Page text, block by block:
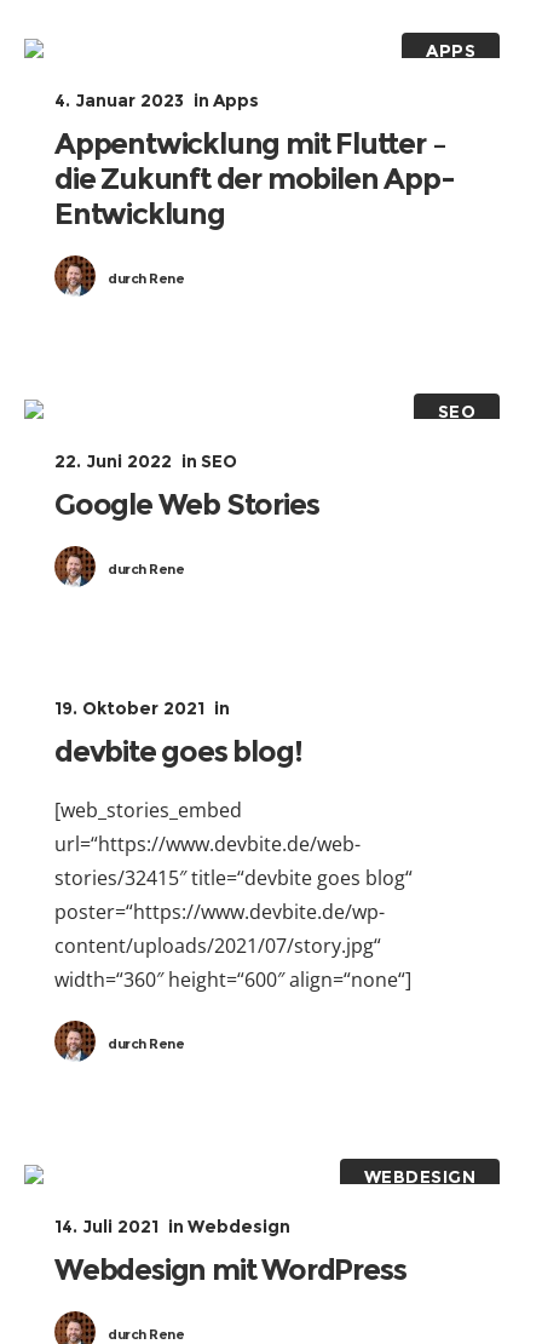
APPS
4. Januar 2023 in Apps
Appentwicklung mit Flutter –
die Zukunft der mobilen App-
Entwicklung
durchRene
SEO
22. Juni 2022 in SEO
Google Web Stories
durchRene
19. Oktober 2021 in
devbite goes blog!
[web_stories_embed
url=“https://www.devbite.de/web-
stories/32415″ title=“devbite goes blog“
poster=“https://www.devbite.de/wp-
content/uploads/2021/07/story.jpg“
width=“360″ height=“600″ align=“none“]
durchRene
WEBDESIGN
14. Juli 2021 in Webdesign
Webdesign mit WordPress
durchRene